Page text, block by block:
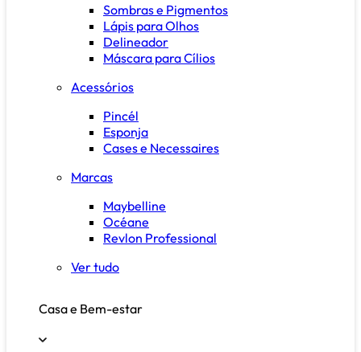
Sombras e Pigmentos
Lápis para Olhos
Delineador
Máscara para Cílios
Acessórios
Pincél
Esponja
Cases e Necessaires
Marcas
Maybelline
Océane
Revlon Professional
Ver tudo
Casa e Bem-estar